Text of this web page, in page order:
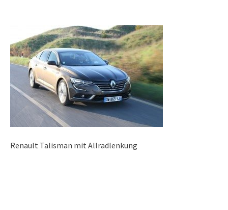
Renault Talisman mit Allradlenkung